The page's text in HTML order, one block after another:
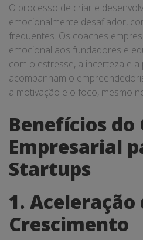
O processo de criar e
emocionalmente desafiador,
frequentes. Os coaches
emocional aos fundadores e
com o estresse, a incerteza e
acompanham o
a motivação e o foco, mesmo
Benefícios do
Empresarial
Startups
1. Aceleração
Crescimento